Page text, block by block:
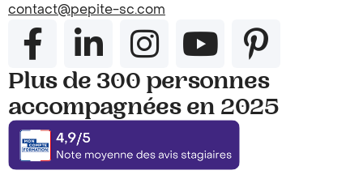
contact@pepite-sc.com
Plus de 300 personnes
accompagnées en 2025